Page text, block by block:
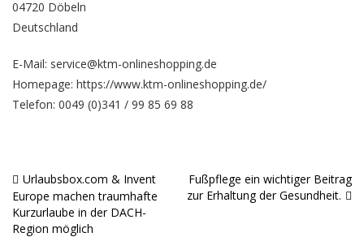
04720 Döbeln
Deutschland
E-Mail: service@ktm-onlineshopping.de
Homepage: https://www.ktm-onlineshopping.de/
Telefon: 0049 (0)341 / 99 85 69 88
Beitragsnavigation
Urlaubsbox.com & Invent
Europe machen traumhafte
Kurzurlaube in der DACH-
Region möglich
Fußpflege ein wichtiger Beitrag
zur Erhaltung der Gesundheit.